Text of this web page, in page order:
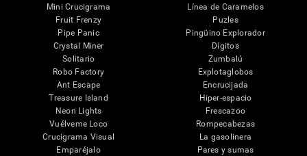
Mini Crucigrama
Fruit Frenzy
Pipe Panic
Crystal Miner
Solitario
Robo Factory
Ant Escape
Treasure Island
Neon Lights
Vuélveme Loco
Crucigrama Visual
Emparéjalo
Línea de Caramelos
Puzles
Pingüino Explorador
Dígitos
Zumbalú
Explotaglobos
Encrucijada
Hiper-espacio
Frescazoo
Rompecabezas
La gasolinera
Pares y sumas